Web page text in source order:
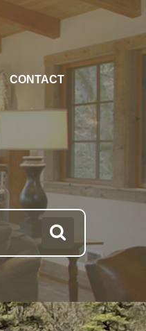
CONTACT